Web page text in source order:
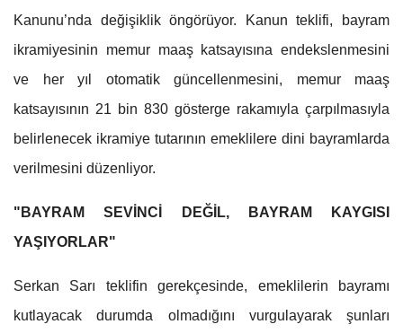
Kanunu’nda değişiklik öngörüyor. Kanun teklifi, bayram
ikramiyesinin memur maaş katsayısına endekslenmesini
ve her yıl otomatik güncellenmesini, memur maaş
katsayısının 21 bin 830 gösterge rakamıyla çarpılmasıyla
belirlenecek ikramiye tutarının emeklilere dini bayramlarda
verilmesini düzenliyor.
"BAYRAM SEVİNCİ DEĞİL, BAYRAM KAYGISI
YAŞIYORLAR"
Serkan Sarı teklifin gerekçesinde, emeklilerin bayramı
kutlayacak durumda olmadığını vurgulayarak şunları